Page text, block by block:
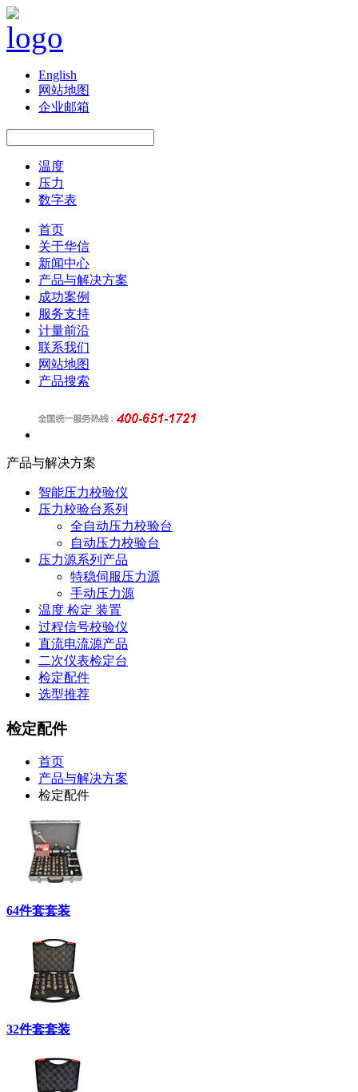
English
网站地图
企业邮箱
温度
压力
数字表
首页
关于华信
新闻中心
产品与解决方案
成功案例
服务支持
计量前沿
联系我们
网站地图
产品搜索
产品与解决方案
智能压力校验仪
压力校验台系列
全自动压力校验台
自动压力校验台
压力源系列产品
特稳伺服压力源
手动压力源
温度 检定 装置
过程信号校验仪
直流电流源产品
二次仪表检定台
检定配件
选型推荐
检定配件
首页
产品与解决方案
检定配件
64件套套装
32件套套装